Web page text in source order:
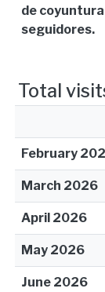
de
seguidores.
Total
February
March 2026
April 2026
May 2026
June 2026